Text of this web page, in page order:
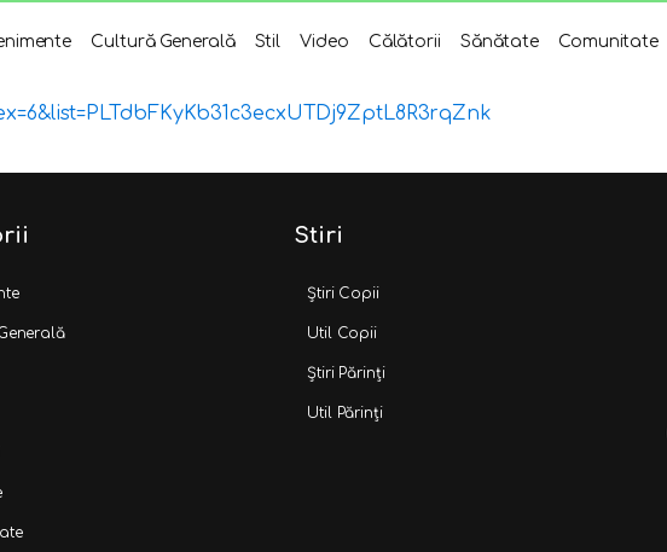
Cultură Generală Stil Video Călătorii Sănătate Comunitate
Stiri
Știri Copii
Util Copii
Știri Părinți
Util Părinți